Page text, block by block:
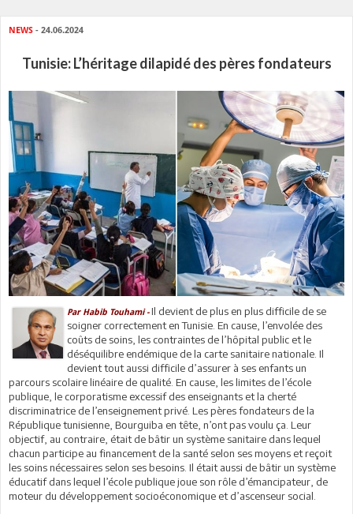
NEWS - 24.06.2024
Tunisie: L’héritage dilapidé des pères fondateurs
Par Habib Touhami -Il devient de plus en plus difficile de se
soigner correctement en Tunisie. En cause, l’envolée des
coûts de soins, les contraintes de l’hôpital public et le
déséquilibre endémique de la carte sanitaire nationale. Il
devient tout aussi difficile d’assurer à ses enfants un
parcours scolaire linéaire de qualité. En cause, les limites de l’école
publique, le corporatisme excessif des enseignants et la cherté
discriminatrice de l’enseignement privé. Les pères fondateurs de la
République tunisienne, Bourguiba en tête, n’ont pas voulu ça. Leur
objectif, au contraire, était de bâtir un système sanitaire dans lequel
chacun participe au financement de la santé selon ses moyens et reçoit
les soins nécessaires selon ses besoins. Il était aussi de bâtir un système
éducatif dans lequel l’école publique joue son rôle d’émancipateur, de
moteur du développement socioéconomique et d’ascenseur social.